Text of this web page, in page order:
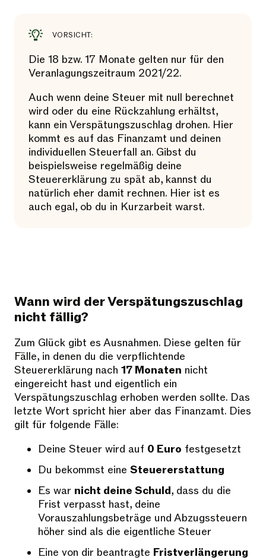
VORSICHT:
Die 18 bzw. 17 Monate gelten nur für den
Veranlagungszeitraum 2021/22.
Auch wenn deine Steuer mit null berechnet
wird oder du eine Rückzahlung erhältst,
kann ein Verspätungszuschlag drohen. Hier
kommt es auf das Finanzamt und deinen
individuellen Steuerfall an. Gibst du
beispielsweise regelmäßig deine
Steuererklärung zu spät ab, kannst du
natürlich eher damit rechnen. Hier ist es
auch egal, ob du in Kurzarbeit warst.
Wann wird der Verspätungszuschlag
nicht fällig?
Zum Glück gibt es Ausnahmen. Diese gelten für
Fälle, in denen du die verpflichtende
Steuererklärung nach 17 Monaten nicht
eingereicht hast und eigentlich ein
Verspätungszuschlag erhoben werden sollte. Das
letzte Wort spricht hier aber das Finanzamt. Dies
gilt für folgende Fälle:
Deine Steuer wird auf 0 Euro festgesetzt
Du bekommst eine Steuererstattung
Es war nicht deine Schuld, dass du die
Frist verpasst hast, deine
Vorauszahlungsbeträge und Abzugssteuern
höher sind als die eigentliche Steuer
Eine von dir beantragte Fristverlängerung